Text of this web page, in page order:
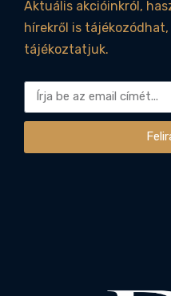
Aktuális akcióinkról,
hírekről is
tájékoztatjuk.